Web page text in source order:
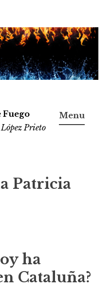
Fuego
Prieto
Menu
Patricia
ha
Cataluña?